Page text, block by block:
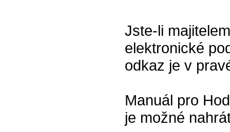
Jste-li
elektronické
odkaz je v
Manuál pro
je možné